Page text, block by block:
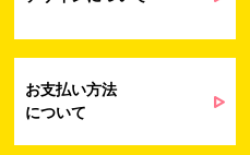
は営業およ
にお知らせ
問い合
お支払い方法
について